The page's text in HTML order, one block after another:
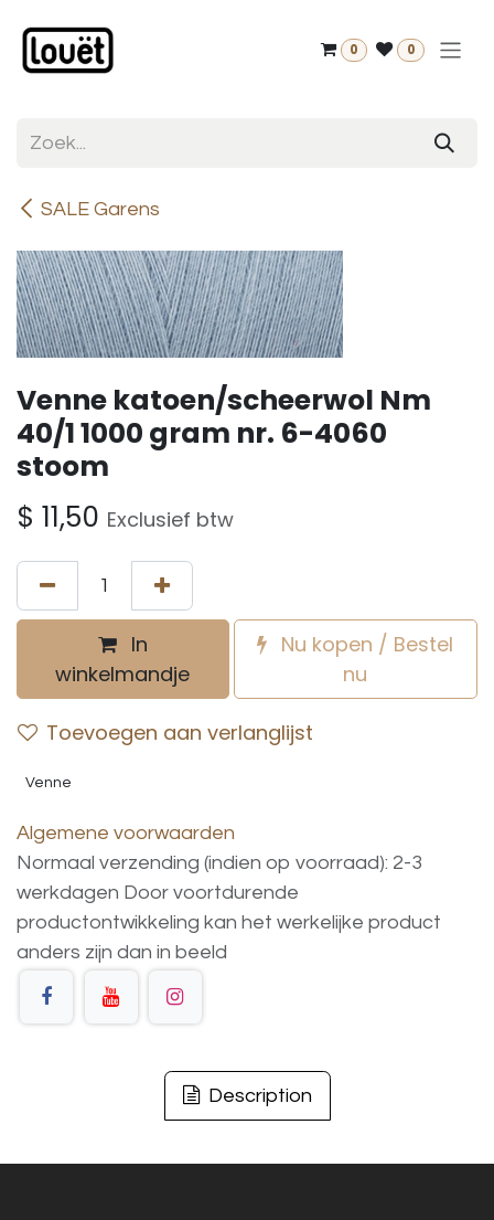
0 0
SALE Garens
Venne katoen/scheerwol Nm
40/1 1000 gram nr. 6-4060
stoom
$ 11,50 Exclusief btw
In
winkelmandje
Nu kopen / Bestel
nu
Toevoegen aan verlanglijst
Venne
Algemene voorwaarden
Normaal verzending (indien op voorraad): 2-3
werkdagen Door voortdurende
productontwikkeling kan het werkelijke product
anders zijn dan in beeld
Description